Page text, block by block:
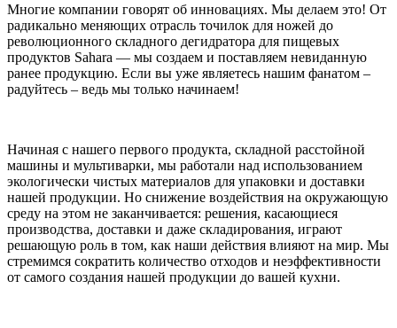
Многие компании говорят об инновациях. Мы делаем это! От
радикально меняющих отрасль точилок для ножей до
революционного складного дегидратора для пищевых
продуктов Sahara — мы создаем и поставляем невиданную
ранее продукцию. Если вы уже являетесь нашим фанатом –
радуйтесь – ведь мы только начинаем!
Начиная с нашего первого продукта, складной расстойной
машины и мультиварки, мы работали над использованием
экологически чистых материалов для упаковки и доставки
нашей продукции. Но снижение воздействия на окружающую
среду на этом не заканчивается: решения, касающиеся
производства, доставки и даже складирования, играют
решающую роль в том, как наши действия влияют на мир. Мы
стремимся сократить количество отходов и неэффективности
от самого создания нашей продукции до вашей кухни.